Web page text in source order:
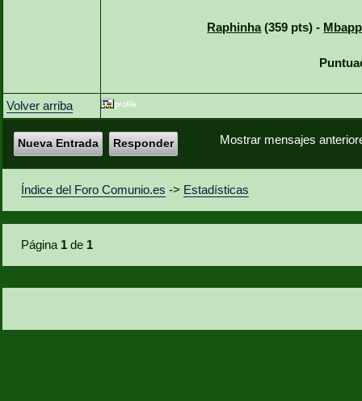
Raphinha(359 pts) -
Volver arriba
Mostrar mensajes
Nueva Entrada Responder
Índice del Foro Comunio.es -> Estadísticas
Página 1 de 1